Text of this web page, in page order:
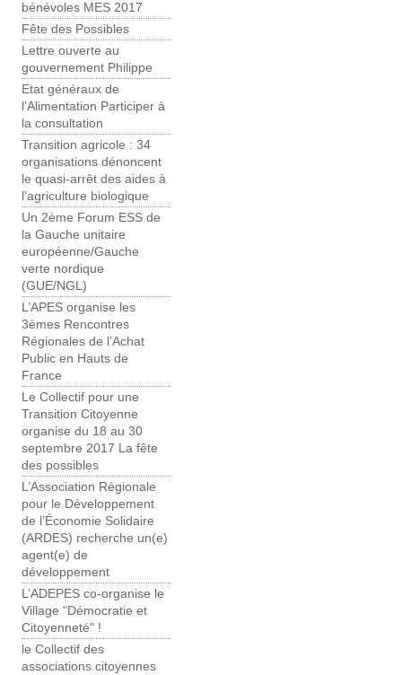
bénévoles MES 2017
Fête des Possibles
Lettre ouverte au
gouvernement Philippe
Etat généraux de
l’Alimentation Participer à
la consultation
Transition agricole : 34
organisations dénoncent
le quasi-arrêt des aides à
l’agriculture biologique
Un 2ème Forum ESS de
la Gauche unitaire
européenne/Gauche
verte nordique
(GUE/NGL)
L’APES organise les
3èmes Rencontres
Régionales de l’Achat
Public en Hauts de
France
Le Collectif pour une
Transition Citoyenne
organise du 18 au 30
septembre 2017 La fête
des possibles
L’Association Régionale
pour le Développement
de l’Économie Solidaire
(ARDES) recherche un(e)
agent(e) de
développement
L’ADEPES co-organise le
Village "Démocratie et
Citoyenneté" !
le Collectif des
associations citoyennes